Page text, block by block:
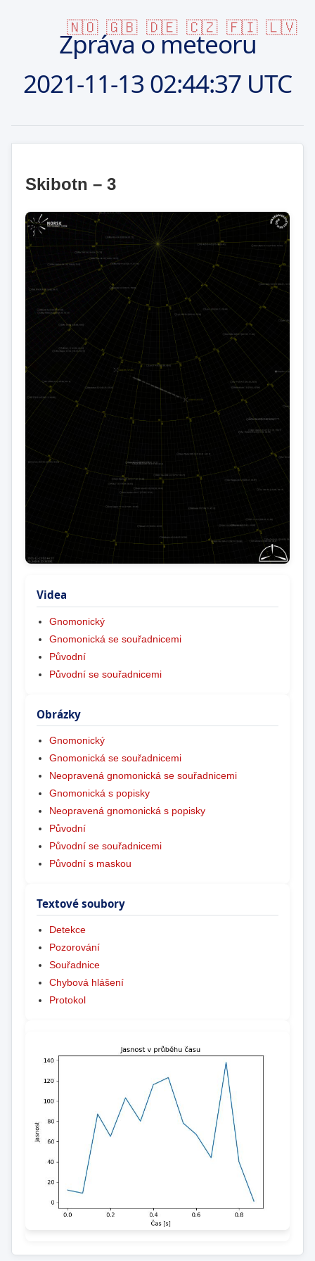
🇳🇴 🇬🇧 🇩🇪 🇨🇿 🇫🇮 🇱🇻
Zpráva o meteoru
2021-11-1302:44:37 UTC
Skibotn – 3
Videa
Gnomonický
Gnomonická se souřadnicemi
Původní
Původní se souřadnicemi
Obrázky
Gnomonický
Gnomonická se souřadnicemi
Neopravená gnomonická se souřadnicemi
Gnomonická s popisky
Neopravená gnomonická s popisky
Původní
Původní se souřadnicemi
Původní s maskou
Textové soubory
Detekce
Pozorování
Souřadnice
Chybová hlášení
Protokol